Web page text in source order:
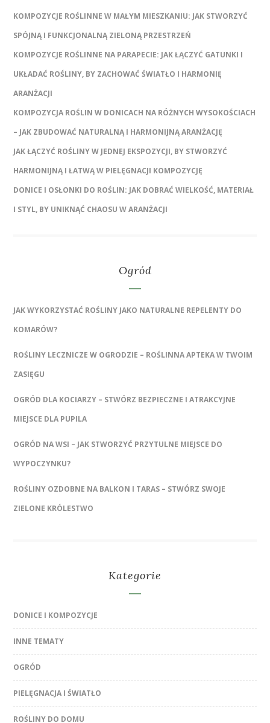
KOMPOZYCJE ROŚLINNE W MAŁYM MIESZKANIU: JAK STWORZYĆ
SPÓJNĄ I FUNKCJONALNĄ ZIELONĄ PRZESTRZEŃ
KOMPOZYCJE ROŚLINNE NA PARAPECIE: JAK ŁĄCZYĆ GATUNKI I
UKŁADAĆ ROŚLINY, BY ZACHOWAĆ ŚWIATŁO I HARMONIĘ
ARANŻACJI
KOMPOZYCJA ROŚLIN W DONICACH NA RÓŻNYCH WYSOKOŚCIACH
– JAK ZBUDOWAĆ NATURALNĄ I HARMONIJNĄ ARANŻACJĘ
JAK ŁĄCZYĆ ROŚLINY W JEDNEJ EKSPOZYCJI, BY STWORZYĆ
HARMONIJNĄ I ŁATWĄ W PIELĘGNACJI KOMPOZYCJĘ
DONICE I OSŁONKI DO ROŚLIN: JAK DOBRAĆ WIELKOŚĆ, MATERIAŁ
I STYL, BY UNIKNĄĆ CHAOSU W ARANŻACJI
Ogród
JAK WYKORZYSTAĆ ROŚLINY JAKO NATURALNE REPELENTY DO
KOMARÓW?
ROŚLINY LECZNICZE W OGRODZIE – ROŚLINNA APTEKA W TWOIM
ZASIĘGU
OGRÓD DLA KOCIARZY – STWÓRZ BEZPIECZNE I ATRAKCYJNE
MIEJSCE DLA PUPILA
OGRÓD NA WSI – JAK STWORZYĆ PRZYTULNE MIEJSCE DO
WYPOCZYNKU?
ROŚLINY OZDOBNE NA BALKON I TARAS – STWÓRZ SWOJE
ZIELONE KRÓLESTWO
Kategorie
DONICE I KOMPOZYCJE
INNE TEMATY
OGRÓD
PIELĘGNACJA I ŚWIATŁO
ROŚLINY DO DOMU